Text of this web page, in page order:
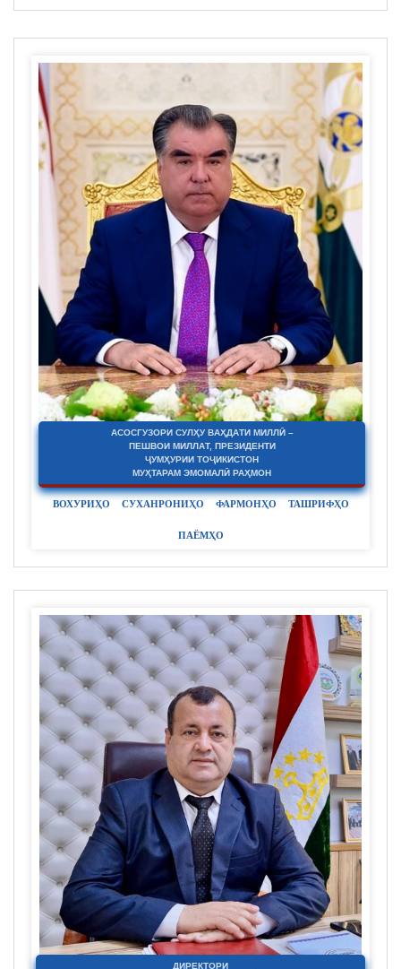
АСОСГУЗОРИ СУЛҲУ ВАҲДАТИ МИЛЛӢ –
ПЕШВОИ МИЛЛАТ, ПРЕЗИДЕНТИ
ҶУМҲУРИИ ТОҶИКИСТОН
МУҲТАРАМ ЭМОМАЛӢ РАҲМОН
ВОХУРИҲО СУХАНРОНИҲО ФАРМОНҲО ТАШРИФҲО
ПАЁМҲО
ДИРЕКТОРИ